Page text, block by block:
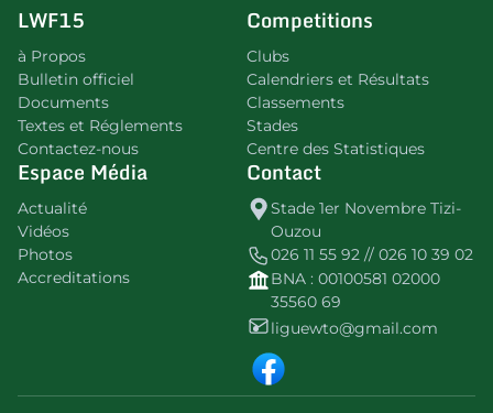
LWF15
à Propos
Bulletin officiel
Documents
Textes et Réglements
Contactez-nous
Competitions
Clubs
Calendriers et Résultats
Classements
Stades
Centre des Statistiques
Espace Média
Actualité
Vidéos
Photos
Accreditations
Contact
Stade 1er Novembre Tizi-
Ouzou
026 11 55 92 // 026 10 39 02
BNA : 00100581 02000
35560 69
liguewto@gmail.com